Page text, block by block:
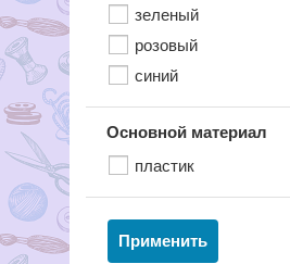
зеленый
розовый
синий
Основной материал
пластик